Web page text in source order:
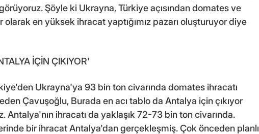
Şöyle ki Ukrayna, Türkiye açısından domates ve
olarak en yüksek ihracat yaptığımız pazarı oluşturuyor diye
İÇİN ÇIKIYOR'
Ukrayna'ya 93 bin ton civarında domates ihracatı
eden Çavuşoğlu, Burada en acı tablo da Antalya için çıkıyor
Antalya'nın ihracatı da yaklaşık 72-73 bin ton civarında.
bir ihracat Antalya'dan gerçekleşmiş. Çok önceden planlı